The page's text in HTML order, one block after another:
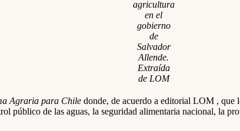
agricultura
en el
gobierno
de
Salvador
Allende.
Extraída
de LOM
Agraria para Chile donde, de acuerdo a editorial LOM , que
público de las aguas, la seguridad alimentaria nacional, la